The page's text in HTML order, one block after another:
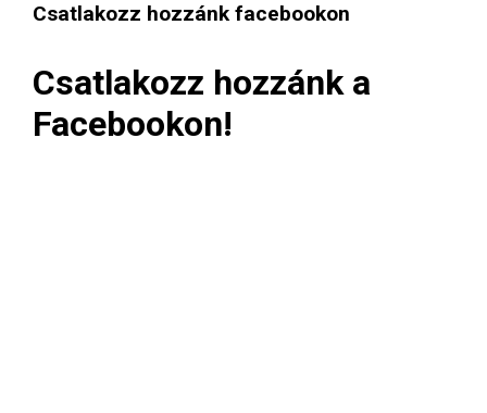
Csatlakozz hozzánk facebookon
Csatlakozz hozzánk a
Facebookon!